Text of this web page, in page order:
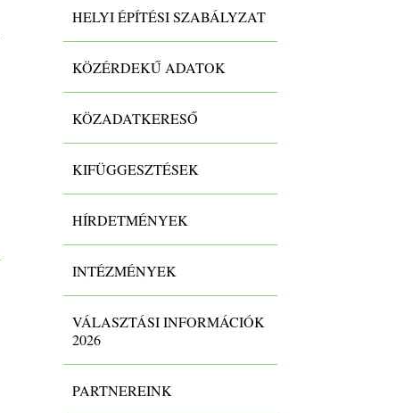
HELYI ÉPÍTÉSI SZABÁLYZAT
KÖZÉRDEKŰ ADATOK
KÖZADATKERESŐ
KIFÜGGESZTÉSEK
HÍRDETMÉNYEK
INTÉZMÉNYEK
VÁLASZTÁSI INFORMÁCIÓK
2026
PARTNEREINK